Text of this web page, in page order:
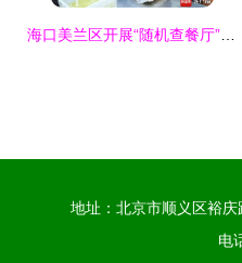
海口美兰区开展“随机查餐厅”活动，双管齐下筑牢餐饮安全与节约防线
地址：北京市顺义区裕
电